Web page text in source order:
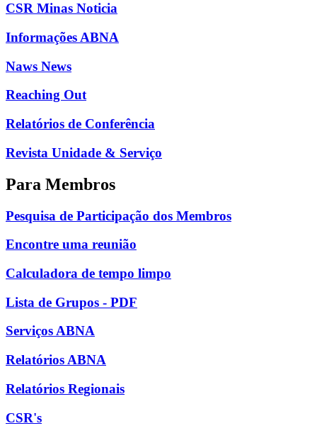
CSR Minas Noticia
Informações ABNA
Naws News
Reaching Out
Relatórios de Conferência
Revista Unidade & Serviço
Para Membros
Pesquisa de Participação dos Membros
Encontre uma reunião
Calculadora de tempo limpo
Lista de Grupos - PDF
Serviços ABNA
Relatórios ABNA
Relatórios Regionais
CSR's